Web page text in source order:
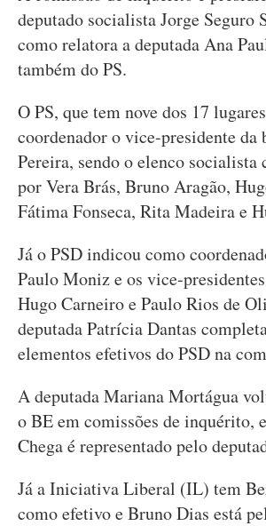
deputado socialista Jorge Seguro
como relatora a deputada Ana
também do PS.
O PS, que tem nove dos 17
coordenador o vice-presidente da
Pereira, sendo o elenco socialista
por Vera Brás, Bruno Aragão,
Fátima Fonseca, Rita Madeira e
Já o PSD indicou como
Paulo Moniz e os vice-
Hugo Carneiro e Paulo Rios de
deputada Patrícia Dantas
elementos efetivos do PSD na
A deputada Mariana Mortágua
o BE em comissões de inquérito,
Chega é representado pelo
Já a Iniciativa Liberal (IL) tem
como efetivo e Bruno Dias está